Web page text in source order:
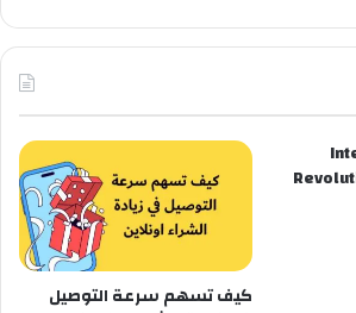
كيف تسهم سرعة التوصيل